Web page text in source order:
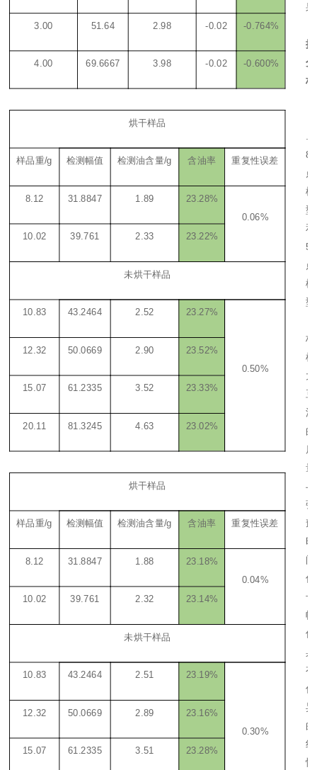
3.00 51.64 2.98 -0.02 -0.764%
4.00 69.6667 3.98 -0.02 -0.600%
烘干样品
样品重/g 检测幅值 检测油含量/g 含油率 重复性误差
8.12 31.8847 1.89
23.28%
0.06%
10.02 39.761 2.33 23.22%
未烘干样品
10.83 43.2464 2.52 23.27%
0.50%
12.32 50.0669 2.90 23.52%
15.07 61.2335 3.52 23.33%
20.11 81.3245 4.63 23.02%
果
烘干样品
样品重/g 检测幅值 检测油含量/g 含油率 重复性误差
8.12 31.8847 1.88
23.18%
0.04%
10.02 39.761 2.32 23.14%
未烘干样品
10.83 43.2464 2.51 23.19%
0.30%
12.32 50.0669 2.89 23.16%
15.07 61.2335 3.51 23.28%
据
分
析
8
点
模
型
和
5
点
模
型
标
样
大
豆
油
的
质
量
与
弛
豫
时
间
信
号
幅
值
具
有
优
异
的
线
性